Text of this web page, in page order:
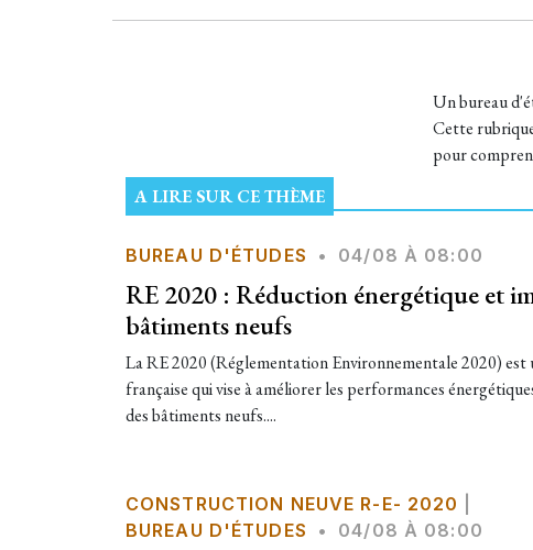
Un bureau
Cette
pour
A LIRE SUR CE THÈME
BUREAU D'ÉTUDES • 04/08 À 08:00
RE 2020 : Réduction énergétique et
bâtiments neufs
La RE 2020 (Réglementation Environnementale 2020)
française qui vise à améliorer les performances
des bâtiments neufs....
CONSTRUCTION NEUVE R-E- 2020
BUREAU D'ÉTUDES
• 04/08 À 08:00